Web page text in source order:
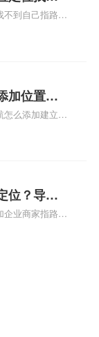
不到当前
不到自己指路人
地图位置更新
示定位了相关
方正文！
加位置？
置？
怎么添加建立多
图添加公司位
位？导航
企业商家指路人
图怎么添加企